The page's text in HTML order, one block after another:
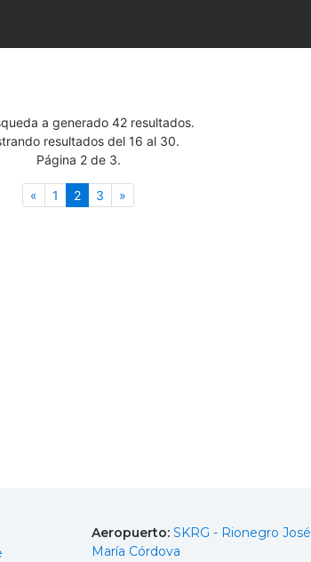
a generado 42 resultados.
resultados del 16 al 30.
Página 2 de 3.
« Anterior
1 2(actual)
3 »
Aeropuerto: SKRG - Rionegro José
María Córdova